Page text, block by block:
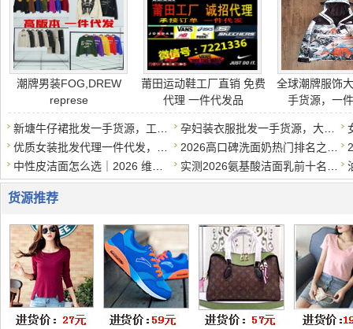
潮牌男装FOG,DREW
represe
莆田运动鞋工厂直销 免费
代理 一件代发品
全球潮牌服饰
手货源，一
货源推荐